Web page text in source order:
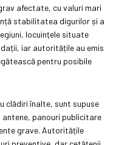
afectate, cu valuri mari
stabilitatea digurilor și a
locuințele situate
iar autoritățile au emis
pentru posibile
clădiri înalte, sunt supuse
panouri publicitare
grave. Autoritățile